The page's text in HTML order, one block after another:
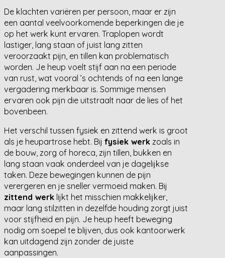
De klachten variëren per persoon, maar er zijn
een aantal veelvoorkomende beperkingen die je
op het werk kunt ervaren. Traplopen wordt
lastiger, lang staan of juist lang zitten
veroorzaakt pijn, en tillen kan problematisch
worden. Je heup voelt stijf aan na een periode
van rust, wat vooral ’s ochtends of na een lange
vergadering merkbaar is. Sommige mensen
ervaren ook pijn die uitstraalt naar de lies of het
bovenbeen.
Het verschil tussen fysiek en zittend werk is groot
als je heupartrose hebt. Bij fysiek werk zoals in
de bouw, zorg of horeca, zijn tillen, bukken en
lang staan vaak onderdeel van je dagelijkse
taken. Deze bewegingen kunnen de pijn
verergeren en je sneller vermoeid maken. Bij
zittend werk lijkt het misschien makkelijker,
maar lang stilzitten in dezelfde houding zorgt juist
voor stijfheid en pijn. Je heup heeft beweging
nodig om soepel te blijven, dus ook kantoorwerk
kan uitdagend zijn zonder de juiste
aanpassingen.